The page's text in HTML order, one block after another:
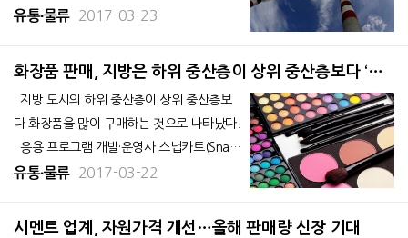
다. 지방 증권사의 보고서와 각 기업의 발표
해까지 침체에서 벗어나 향후 수년간 증가할
것으로 예견됐으며 이들 부동산 기업들은 산
업단지 확장이 선행될 것을 전망하고 있다.&
유통∙물류 2017-03-23
화장품 판매, 지방은 하위 중산층이 상위 중산층보다 ‘왕
성’
다 화장품을 많이 구매하는 것으로 나타났다.
응용 프로그램 개발·운영사 스냅카트(Snap
cart)가 2016년 대도시 및 지방 도시에서 거
도네시아 여성을 대상으로 화장품 구매 관련
유통∙물류 2017-03-22
시멘트 업계, 자원가격 개선…올해 판매량 신장 기대